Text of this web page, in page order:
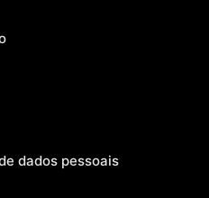
dados pessoais